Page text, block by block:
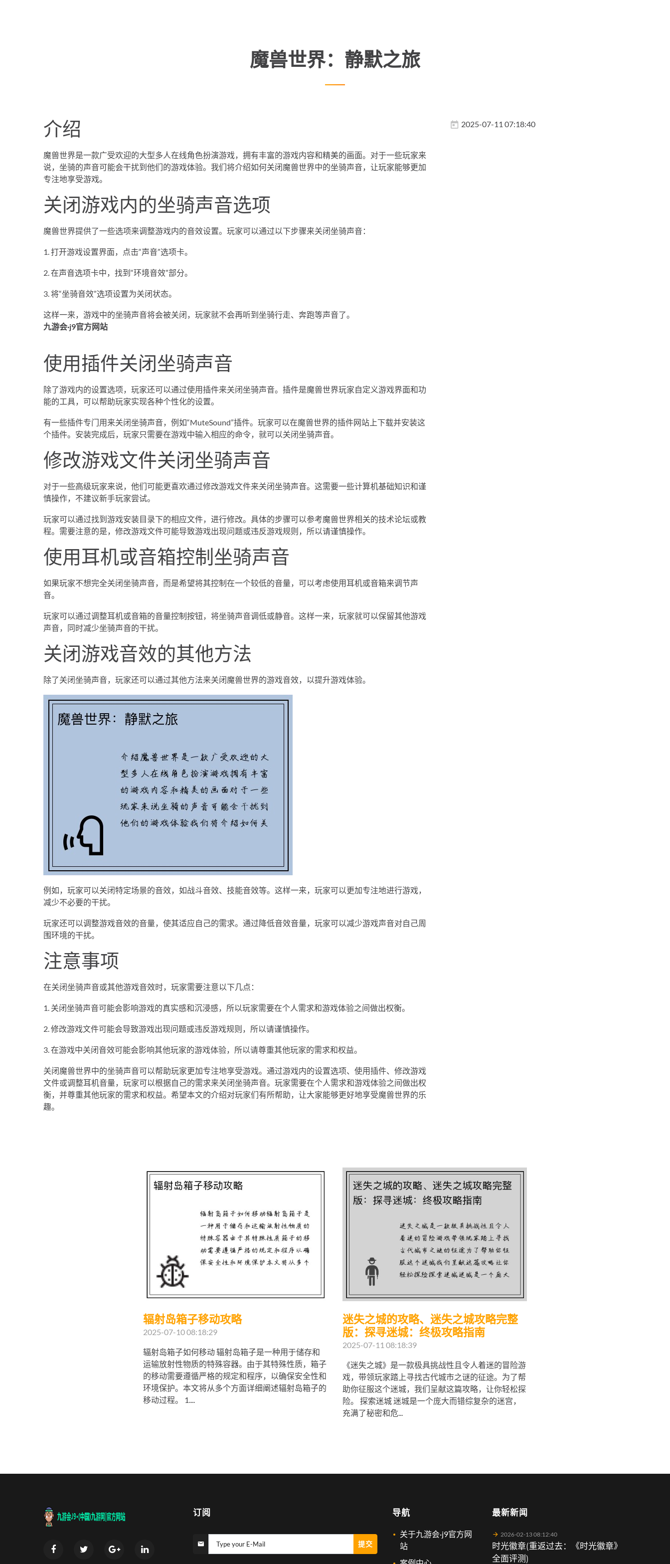
魔兽世界：静默之旅
介绍
魔兽世界是一款广受欢迎的大型多人在线角色扮演游戏，拥有丰富的游戏内容和精美的画面。对于一些玩家来
说，坐骑的声音可能会干扰到他们的游戏体验。我们将介绍如何关闭魔兽世界中的坐骑声音，让玩家能够更加
专注地享受游戏。
关闭游戏内的坐骑声音选项
魔兽世界提供了一些选项来调整游戏内的音效设置。玩家可以通过以下步骤来关闭坐骑声音：
1. 打开游戏设置界面，点击“声音”选项卡。
2. 在声音选项卡中，找到“环境音效”部分。
3. 将“坐骑音效”选项设置为关闭状态。
这样一来，游戏中的坐骑声音将会被关闭，玩家就不会再听到坐骑行走、奔跑等声音了。
九游会·j9官方网站
使用插件关闭坐骑声音
除了游戏内的设置选项，玩家还可以通过使用插件来关闭坐骑声音。插件是魔兽世界玩家自定义游戏界面和功
能的工具，可以帮助玩家实现各种个性化的设置。
有一些插件专门用来关闭坐骑声音，例如“MuteSound”插件。玩家可以在魔兽世界的插件网站上下载并安装这
个插件。安装完成后，玩家只需要在游戏中输入相应的命令，就可以关闭坐骑声音。
修改游戏文件关闭坐骑声音
对于一些高级玩家来说，他们可能更喜欢通过修改游戏文件来关闭坐骑声音。这需要一些计算机基础知识和谨
慎操作，不建议新手玩家尝试。
玩家可以通过找到游戏安装目录下的相应文件，进行修改。具体的步骤可以参考魔兽世界相关的技术论坛或教
程。需要注意的是，修改游戏文件可能导致游戏出现问题或违反游戏规则，所以请谨慎操作。
使用耳机或音箱控制坐骑声音
如果玩家不想完全关闭坐骑声音，而是希望将其控制在一个较低的音量，可以考虑使用耳机或音箱来调节声
音。
玩家可以通过调整耳机或音箱的音量控制按钮，将坐骑声音调低或静音。这样一来，玩家就可以保留其他游戏
声音，同时减少坐骑声音的干扰。
关闭游戏音效的其他方法
除了关闭坐骑声音，玩家还可以通过其他方法来关闭魔兽世界的游戏音效，以提升游戏体验。
例如，玩家可以关闭特定场景的音效，如战斗音效、技能音效等。这样一来，玩家可以更加专注地进行游戏，
减少不必要的干扰。
玩家还可以调整游戏音效的音量，使其适应自己的需求。通过降低音效音量，玩家可以减少游戏声音对自己周
围环境的干扰。
注意事项
在关闭坐骑声音或其他游戏音效时，玩家需要注意以下几点：
1. 关闭坐骑声音可能会影响游戏的真实感和沉浸感，所以玩家需要在个人需求和游戏体验之间做出权衡。
2. 修改游戏文件可能会导致游戏出现问题或违反游戏规则，所以请谨慎操作。
3. 在游戏中关闭音效可能会影响其他玩家的游戏体验，所以请尊重其他玩家的需求和权益。
关闭魔兽世界中的坐骑声音可以帮助玩家更加专注地享受游戏。通过游戏内的设置选项、使用插件、修改游戏
文件或调整耳机音量，玩家可以根据自己的需求来关闭坐骑声音。玩家需要在个人需求和游戏体验之间做出权
衡，并尊重其他玩家的需求和权益。希望本文的介绍对玩家们有所帮助，让大家能够更好地享受魔兽世界的乐
趣。
2025-07-11 07:18:40
辐射岛箱子移动攻略
2025-07-10 08:18:29
辐射岛箱子如何移动 辐射岛箱子是一种用于储存和
运输放射性物质的特殊容器。由于其特殊性质，箱子
的移动需要遵循严格的规定和程序，以确保安全性和
环境保护。本文将从多个方面详细阐述辐射岛箱子的
移动过程。 1....
迷失之城的攻略、迷失之城攻略完整
版：探寻迷城：终极攻略指南
2025-07-11 08:18:39
《迷失之城》是一款极具挑战性且令人着迷的冒险游
戏，带领玩家踏上寻找古代城市之谜的征途。为了帮
助你征服这个迷城，我们呈献这篇攻略，让你轻松探
险。 探索迷城 迷城是一个庞大而错综复杂的迷宫，
充满了秘密和危...
最新新闻
2026-02-13 08:12:40
时光徽章(重返过去：《时光徽章》
全面评测)
导航
关于九游会·j9官方网
站
订阅
Type your E-Mail 提交